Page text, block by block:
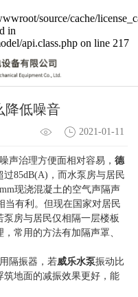
source/cache/
in
api.class.php on line 217
降低噪音
2021-01-11
噪声治理方便面相对容易， 德
85dB(A)，而水泵房与居民
现浇混凝土的空气声隔声
当有利。但现在国家对居民
房与居民仅相隔一层楼板
常用的方法有加隔声罩、
隔振器，若威乐水泵振动比
地面的减振效果更好，能